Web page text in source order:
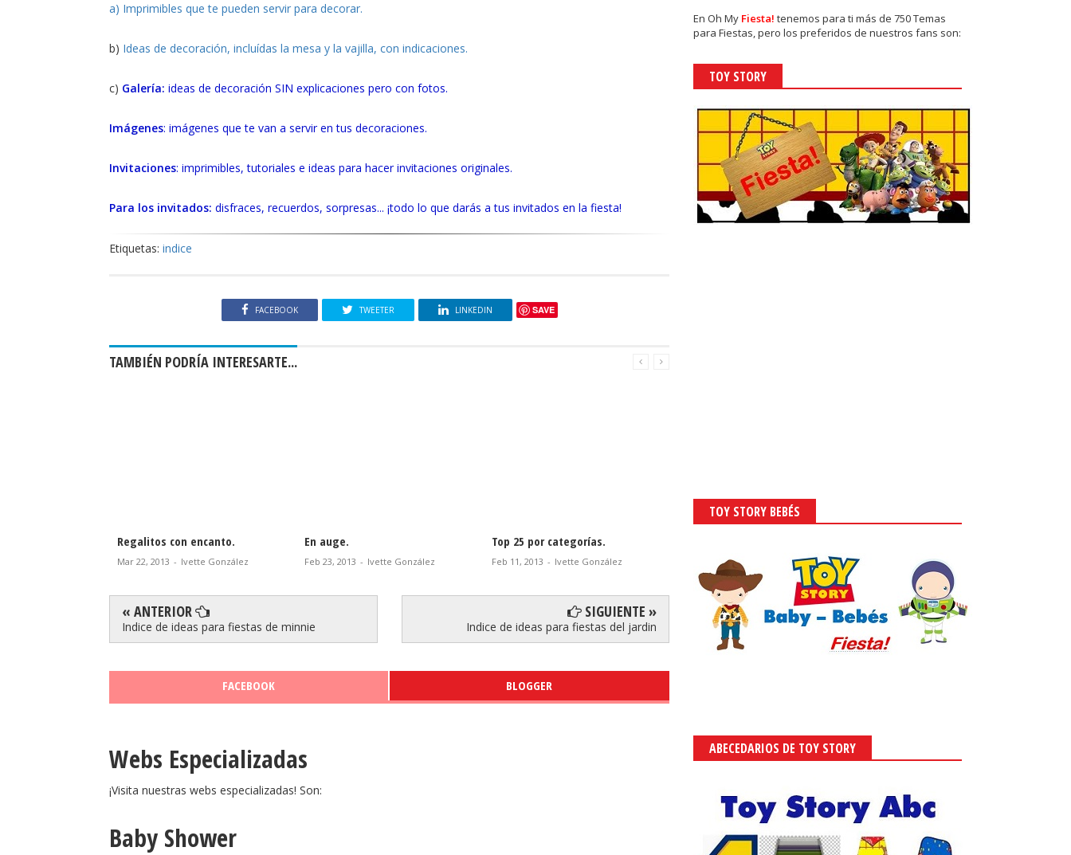
a) Imprimibles que te pueden servir para decorar.
b) Ideas de decoración, incluídas la mesa y la vajilla, con indicaciones.
c) Galería: ideas de decoración SIN explicaciones pero con fotos.
Imágenes: imágenes que te van a servir en tus decoraciones.
Invitaciones: imprimibles, tutoriales e ideas para hacer invitaciones originales.
Para los invitados: disfraces, recuerdos, sorpresas... ¡todo lo que darás a tus invitados en la fiesta!
Etiquetas: indice
FACEBOOK TWEETER LINKEDIN SAVE
TAMBIÉN PODRÍA INTERESARTE...
En auge.
Feb 23, 2013 - Ivette González
Top 25 por categorías.
Feb 11, 2013 - Ivette González
Especial día del Padre.
Ene 28, 2013 - Ivette González Ene 26, 2013 Lady Spain
« ANTERIOR
Indice de ideas para fiestas de minnie
SIGUIENTE »
Indice de ideas para fiestas del jardin
FACEBOOK BLOGGER
Webs Especializadas
¡Visita nuestras webs especializadas! Son:
Baby Shower
EnOh My Fiesta! tenemos para ti más de 750 Temas
para Fiestas, pero los preferidos de nuestros fans son:
TOY STORY
TOY STORY BEBÉS
ABECEDARIOS DE TOY STORY